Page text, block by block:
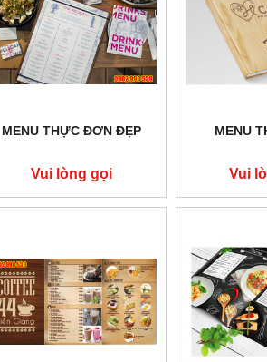
MENU THỰC ĐƠN ĐẸP
Vui lòng gọi
MENU
Vui